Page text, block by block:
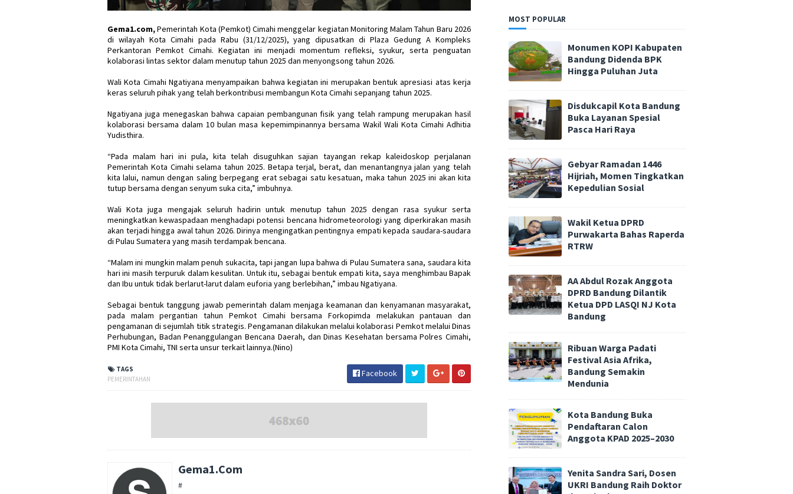
Gema1.com,Pemerintah Kota (Pemkot) Cimahi menggelar kegiatan Monitoring Malam Tahun Baru 2026
di wilayah Kota Cimahi pada Rabu (31/12/2025), yang dipusatkan di Plaza Gedung A Kompleks
Perkantoran Pemkot Cimahi. Kegiatan ini menjadi momentum refleksi, syukur, serta penguatan
kolaborasi lintas sektor dalam menutup tahun 2025 dan menyongsong tahun 2026.
Wali Kota Cimahi Ngatiyana menyampaikan bahwa kegiatan ini merupakan bentuk apresiasi atas kerja
keras seluruh pihak yang telah berkontribusi membangun Kota Cimahi sepanjang tahun 2025.
Ngatiyana juga menegaskan bahwa capaian pembangunan fisik yang telah rampung merupakan hasil
kolaborasi bersama dalam 10 bulan masa kepemimpinannya bersama Wakil Wali Kota Cimahi Adhitia
Yudisthira.
“Pada malam hari ini pula, kita telah disuguhkan sajian tayangan rekap kaleidoskop perjalanan
Pemerintah Kota Cimahi selama tahun 2025. Betapa terjal, berat, dan menantangnya jalan yang telah
kita lalui, namun dengan saling berpegang erat sebagai satu kesatuan, maka tahun 2025 ini akan kita
tutup bersama dengan senyum suka cita,” imbuhnya.
Wali Kota juga mengajak seluruh hadirin untuk menutup tahun 2025 dengan rasa syukur serta
meningkatkan kewaspadaan menghadapi potensi bencana hidrometeorologi yang diperkirakan masih
akan terjadi hingga awal tahun 2026. Dirinya mengingatkan pentingnya empati kepada saudara-saudara
di Pulau Sumatera yang masih terdampak bencana.
“Malam ini mungkin malam penuh sukacita, tapi jangan lupa bahwa di Pulau Sumatera sana, saudara kita
hari ini masih terpuruk dalam kesulitan. Untuk itu, sebagai bentuk empati kita, saya menghimbau Bapak
dan Ibu untuk tidak berlarut-larut dalam euforia yang berlebihan,” imbau Ngatiyana.
Sebagai bentuk tanggung jawab pemerintah dalam menjaga keamanan dan kenyamanan masyarakat,
pada malam pergantian tahun Pemkot Cimahi bersama Forkopimda melakukan pantauan dan
pengamanan di sejumlah titik strategis. Pengamanan dilakukan melalui kolaborasi Pemkot melalui Dinas
Perhubungan, Badan Penanggulangan Bencana Daerah, dan Dinas Kesehatan bersama Polres Cimahi,
PMI Kota Cimahi, TNI serta unsur terkait lainnya.(Nino)
TAGS
PEMERINTAHAN
Facebook
Gema1.Com
#
MOST POPULAR
Monumen KOPI Kabupaten
Bandung Didenda BPK
Hingga Puluhan Juta
Disdukcapil Kota Bandung
Buka Layanan Spesial
Pasca Hari Raya
Gebyar Ramadan 1446
Hijriah, Momen Tingkatkan
Kepedulian Sosial
Wakil Ketua DPRD
Purwakarta Bahas Raperda
RTRW
AA Abdul Rozak Anggota
DPRD Bandung Dilantik
Ketua DPD LASQI NJ Kota
Bandung
Ribuan Warga Padati
Festival Asia Afrika,
Bandung Semakin
Mendunia
Kota Bandung Buka
Pendaftaran Calon
Anggota KPAD 2025–2030
Yenita Sandra Sari, Dosen
UKRI Bandung Raih Doktor